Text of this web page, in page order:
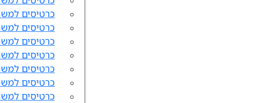
כרטיסים
כרטיסים
כרטיסים
כרטיסים
כרטיסים
כרטיסים
כרטיסים